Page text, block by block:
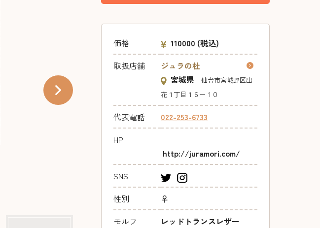
価格 110000 (税込)
取扱店舗
ジュラの杜
宮城県
仙台市宮城野区出
花１丁目１６ー１０
代表電話
022-253-6733
HP
http://juramori.com/
SNS
性別
♀
モルフ
レッドトランスレザー